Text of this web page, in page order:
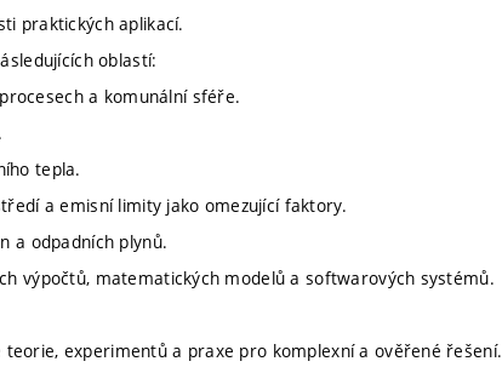
praktických aplikací.
oblastí:
a komunální sféře.
tepla.
a emisní limity jako omezující faktory.
a odpadních plynů.
výpočtů, matematických modelů a softwarových systémů.
teorie, experimentů a praxe pro komplexní a ověřené řešení.